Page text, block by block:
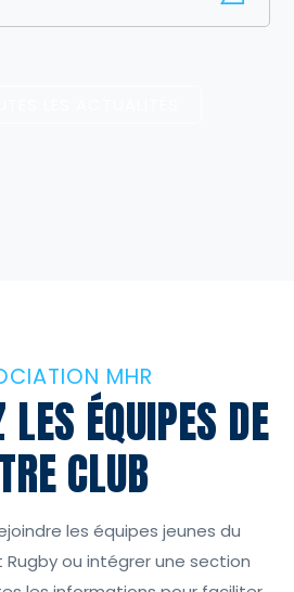
MHR
LES ÉQUIPES DE
CLUB
les équipes jeunes du
Rugby ou intégrer une section